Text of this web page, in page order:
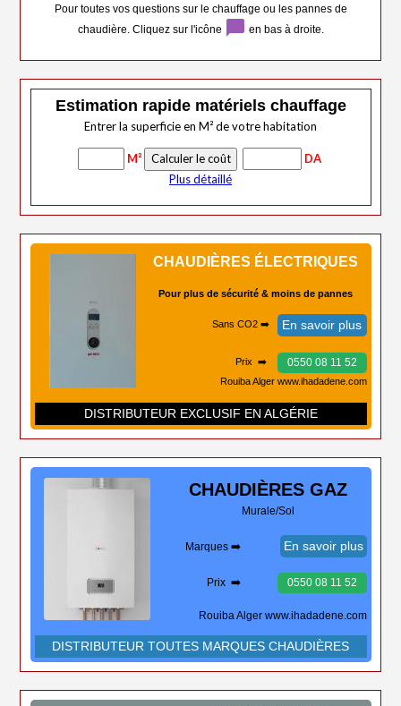
Pour toutes vos questions sur le chauffage ou les pannes de
chaudière. Cliquez sur l'icône
chat_bubble en bas à droite.
Estimation rapide matériels chauffage
Entrer la superficie en M² de votre habitation
M²
DA
Plus détaillé
CHAUDIÈRES ÉLECTRIQUES
Pour plus de sécurité & moins de pannes
Sans CO2 ➡️ En savoir plus
Prix ➡️ 0550 08 11 52
Rouiba Alger www.ihadadene.com
DISTRIBUTEUR EXCLUSIF EN ALGÉRIE
CHAUDIÈRES GAZ
Murale/Sol
Marques ➡️ En savoir plus
Prix ➡️ 0550 08 11 52
Rouiba Alger www.ihadadene.com
DISTRIBUTEUR TOUTES MARQUES CHAUDIÈRES